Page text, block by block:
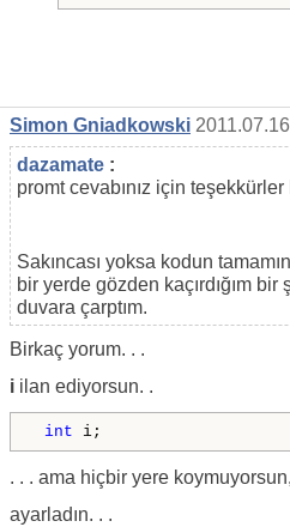
Simon Gniadkowski
dazamate :
promt cevabınız için
Sakıncası yoksa kodun
bir yerde gözden kaçırdığım
duvara çarptım.
Birkaç yorum. . .
i ilan ediyorsun. .
int i;
. . . ama hiçbir yere koymuyorsun,
ayarladın. . .